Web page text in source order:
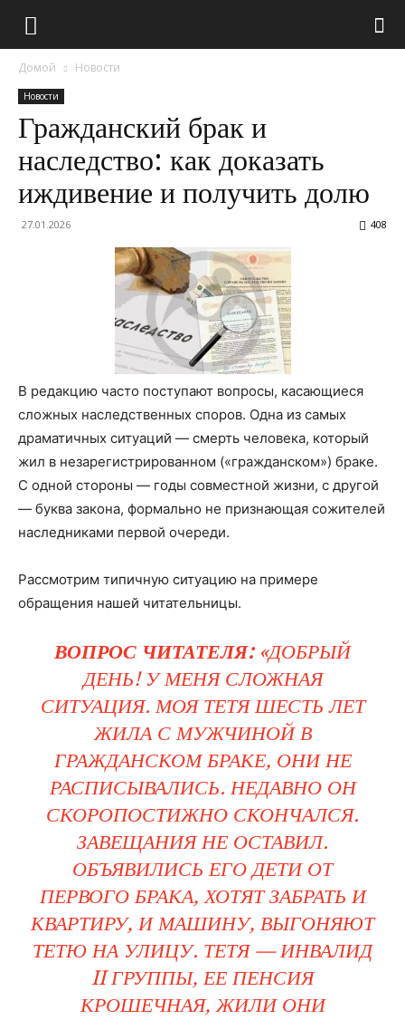
Домой Новости
Новости
Гражданский брак и
наследство: как доказать
иждивение и получить долю
27.01.2026 408
В редакцию часто поступают вопросы, касающиеся
сложных наследственных споров. Одна из самых
драматичных ситуаций — смерть человека, который
жил в незарегистрированном («гражданском») браке.
С одной стороны — годы совместной жизни, с другой
— буква закона, формально не признающая сожителей
наследниками первой очереди.
Рассмотрим типичную ситуацию на примере
обращения нашей читательницы.
ВОПРОС ЧИТАТЕЛЯ:«ДОБРЫЙ
ДЕНЬ! У МЕНЯ СЛОЖНАЯ
СИТУАЦИЯ. МОЯ ТЕТЯ ШЕСТЬ ЛЕТ
ЖИЛА С МУЖЧИНОЙ В
ГРАЖДАНСКОМ БРАКЕ, ОНИ НЕ
РАСПИСЫВАЛИСЬ. НЕДАВНО ОН
СКОРОПОСТИЖНО СКОНЧАЛСЯ.
ЗАВЕЩАНИЯ НЕ ОСТАВИЛ.
ОБЪЯВИЛИСЬ ЕГО ДЕТИ ОТ
ПЕРВОГО БРАКА, ХОТЯТ ЗАБРАТЬ И
КВАРТИРУ, И МАШИНУ, ВЫГОНЯЮТ
ТЕТЮ НА УЛИЦУ. ТЕТЯ — ИНВАЛИД
II ГРУППЫ, ЕЕ ПЕНСИЯ
КРОШЕЧНАЯ, ЖИЛИ ОНИ